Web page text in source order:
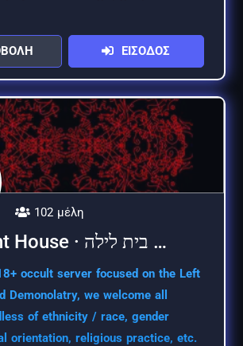
ΕΙΣΟΔΟΣ
102 μέλη
Gay Night House · בית לילה …
occult server focused on the Left
Demonolatry, we welcome all
of ethnicity / race, gender
orientation, religious practice, etc.